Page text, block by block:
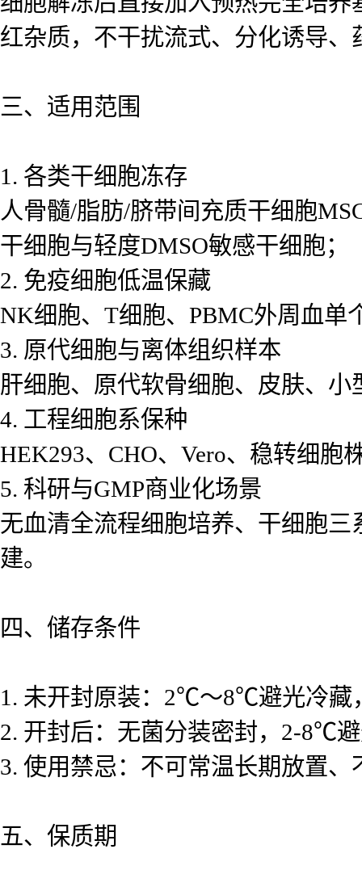
红杂质，不干扰流式、分化诱导
三、适用范围
1. 各类干细胞冻存
人骨髓/脂肪/脐带间充质干细胞
干细胞与轻度DMSO敏感干细胞；
2. 免疫细胞低温保藏
NK细胞、T细胞、PBMC外周血单
3. 原代细胞与离体组织样本
肝细胞、原代软骨细胞、皮肤、
4. 工程细胞系保种
HEK293、CHO、Vero、稳转细胞
5. 科研与GMP商业化场景
无血清全流程细胞培养、干细胞
建。
四、储存条件
1. 未开封原装：2℃～8℃避光冷藏
2. 开封后：无菌分装密封，2-8℃
3. 使用禁忌：不可常温长期放置
五、保质期